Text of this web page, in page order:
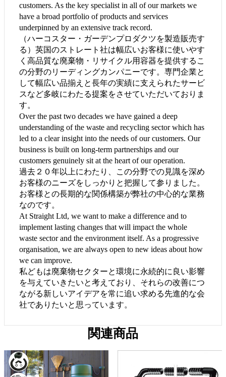
customers. As the key specialist in all of our markets we
have a broad portfolio of products and services
underpinned by an extensive track record.
（ハーコスター・ガーデンプロダクツを製造販売す
る）英国のストレート社は幅広いお客様に使いやす
く高品質な廃棄物・リサイクル用容器を提供するこ
の分野のリーディングカンパニーです。専門企業と
して幅広い品揃えと長年の実績に支えられたサービ
スなど多岐にわたる提案をさせていただいておりま
す。
Over the past two decades we have gained a deep
understanding of the waste and recycling sector which has
led to a clear insight into the needs of our customers. Our
business is built on long-term partnerships and our
customers genuinely sit at the heart of our operation.
過去２０年以上にわたり、この分野での見識を深め
お客様のニーズをしっかりと把握して参りました。
お客様との長期的な関係構築が弊社の中心的な業務
なのです。
At Straight Ltd, we want to make a difference and to
implement lasting changes that will impact the whole
waste sector and the environment itself. As a progressive
organisation, we are always open to new ideas about how
we can improve.
私どもは廃棄物セクターと環境に永続的に良い影響
を与えていきたいと考えており、それらの改善につ
ながる新しいアイデアを常に追い求める先進的な会
社でありたいと思っています。
関連商品